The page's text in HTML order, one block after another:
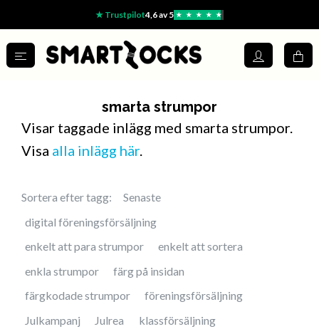
★ Trustpilot4,6 av 5 ★ ★ ★ ★ ★
smarta strumpor
Visar taggade inlägg med smarta strumpor.
Visa alla inlägg här.
Sortera efter tagg:
Senaste
digital föreningsförsäljning
enkelt att para strumpor
enkelt att sortera
enkla strumpor
färg på insidan
färgkodade strumpor
föreningsförsäljning
Julkampanj
Julrea
klassförsäljning